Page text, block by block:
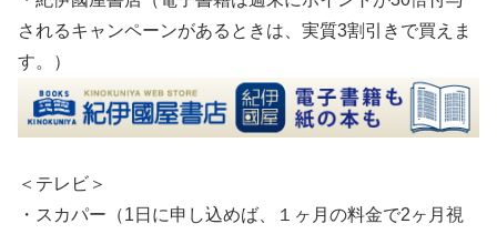
されるキャンペーンがあるときは、実質3割引きで買えま
す。）
＜テレビ＞
・スカパー（1日に申し込めば、１ヶ月の料金で2ヶ月視